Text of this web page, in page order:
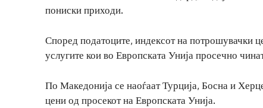
пониски приходи.
Според податоците, индексот на потрошувачки
услугите кои во Европската Унија просечно
По Македонија се наоѓаат Турција, Босна и
цени од просекот на Европската Унија.